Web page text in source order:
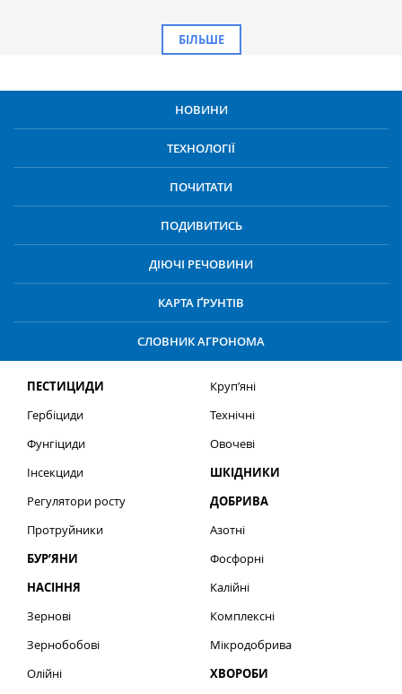
БІЛЬШЕ
НОВИНИ
ТЕХНОЛОГІЇ
ПОЧИТАТИ
ПОДИВИТИСЬ
ДІЮЧІ РЕЧОВИНИ
КАРТА ҐРУНТІВ
СЛОВНИК АГРОНОМА
ПЕСТИЦИДИ
Гербіциди
Фунгіциди
Інсекциди
Регулятори росту
Протруйники
БУР’ЯНИ
НАСІННЯ
Зернові
Зернобобові
Олійні
Круп’яні
Технічні
Овочеві
ШКІДНИКИ
ДОБРИВА
Азотні
Фосфорні
Калійні
Комплексні
Мікродобрива
ХВОРОБИ